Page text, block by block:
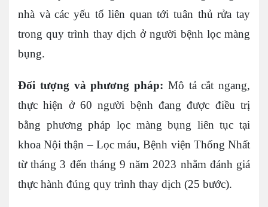
nhà và các yếu tố liên quan tới tuân thủ rửa tay
trong quy trình thay dịch ở người bệnh lọc màng
bụng.
Đối tượng và phương pháp: Mô tả cắt ngang,
thực hiện ở 60 người bệnh đang được điều trị
bằng phương pháp lọc màng bụng liên tục tại
khoa Nội thận – Lọc máu, Bệnh viện Thống Nhất
từ tháng 3 đến tháng 9 năm 2023 nhằm đánh giá
thực hành đúng quy trình thay dịch (25 bước).